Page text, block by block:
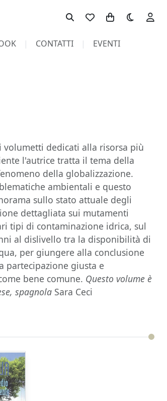
Toggle theme
CONTATTI EVENTI
volumetti dedicati alla risorsa più
l'autrice tratta il tema della
della globalizzazione.
ambientali e questo
sullo stato attuale degli
dettagliata sui mutamenti
tipi di contaminazione idrica, sul
al dislivello tra la disponibilità di
per giungere alla conclusione
partecipazione giusta e
bene comune. Questo volume è
spagnola Sara Ceci